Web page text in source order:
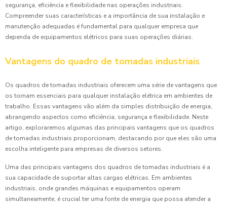
segurança, eficiência e flexibilidade nas operações industriais.
Compreender suas características e a importância de sua instalação e
manutenção adequadas é fundamental para qualquer empresa que
dependa de equipamentos elétricos para suas operações diárias.
Vantagens do quadro de tomadas industriais
Os quadros de tomadas industriais oferecem uma série de vantagens que
os tornam essenciais para qualquer instalação elétrica em ambientes de
trabalho. Essas vantagens vão além da simples distribuição de energia,
abrangendo aspectos como eficiência, segurança e flexibilidade. Neste
artigo, exploraremos algumas das principais vantagens que os quadros
de tomadas industriais proporcionam, destacando por que eles são uma
escolha inteligente para empresas de diversos setores.
Uma das principais vantagens dos quadros de tomadas industriais é a
sua capacidade de suportar altas cargas elétricas. Em ambientes
industriais, onde grandes máquinas e equipamentos operam
simultaneamente, é crucial ter uma fonte de energia que possa atender a